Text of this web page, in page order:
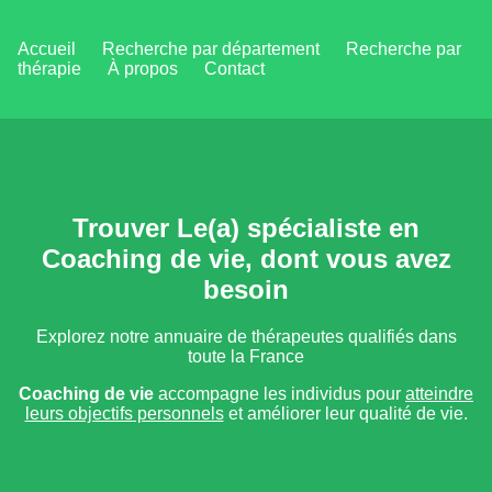
Accueil Recherche par département
Recherche par
thérapie
À propos Contact
Trouver Le(a) spécialiste en
Coaching de vie, dont vous avez
besoin
Explorez notre annuaire de thérapeutes qualifiés dans
toute la France
Coaching de vie accompagne les individus pour atteindre
leurs objectifs personnelset améliorer leur qualité de vie.